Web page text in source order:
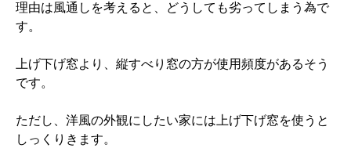
理由は風通しを考えると、どうしても劣ってしまう為で
す。
上げ下げ窓より、縦すべり窓の方が使用頻度があるそう
です。
ただし、洋風の外観にしたい家には上げ下げ窓を使うと
しっくりきます。